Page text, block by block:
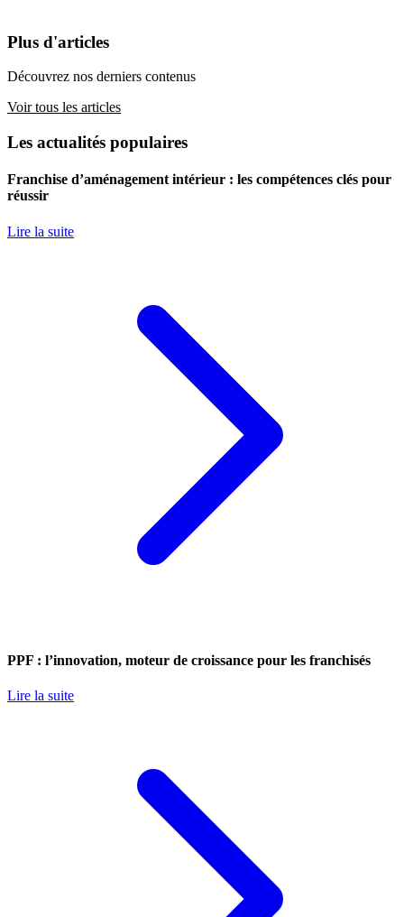
Plus d'articles
Découvrez nos derniers contenus
Voir tous les articles
Les actualités populaires
Franchise d’aménagement intérieur : les compétences clés pour
réussir
Lire la suite
PPF : l’innovation, moteur de croissance pour les franchisés
Lire la suite